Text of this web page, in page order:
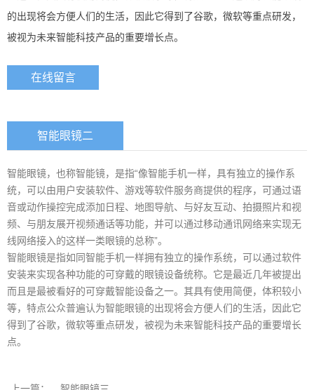
的出现将会方便人们的生活，因此它得到了谷歌，微软等重点研发，
被视为未来智能科技产品的重要增长点。
在线留言
智能眼镜二
智能眼镜，也称智能镜，是指“像智能手机一样，具有独立的操作系
统，可以由用户安装软件、游戏等软件服务商提供的程序，可通过语
音或动作操控完成添加日程、地图导航、与好友互动、拍摄照片和视
频、与朋友展开视频通话等功能，并可以通过移动通讯网络来实现无
线网络接入的这样一类眼镜的总称”。
智能眼镜是指如同智能手机一样拥有独立的操作系统，可以通过软件
安装来实现各种功能的可穿戴的眼镜设备统称。它是最近几年被提出
而且是最被看好的可穿戴智能设备之一。其具有使用简便，体积较小
等，特点公众普遍认为智能眼镜的出现将会方便人们的生活，因此它
得到了谷歌，微软等重点研发，被视为未来智能科技产品的重要增长
点。